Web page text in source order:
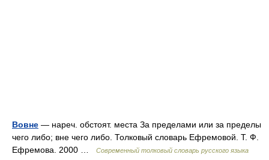
Вовне — нареч. обстоят. места За пределами или за пределы
чего либо; вне чего либо. Толковый словарь Ефремовой. Т. Ф.
Ефремова. 2000 …
Современный толковый словарь русского языка